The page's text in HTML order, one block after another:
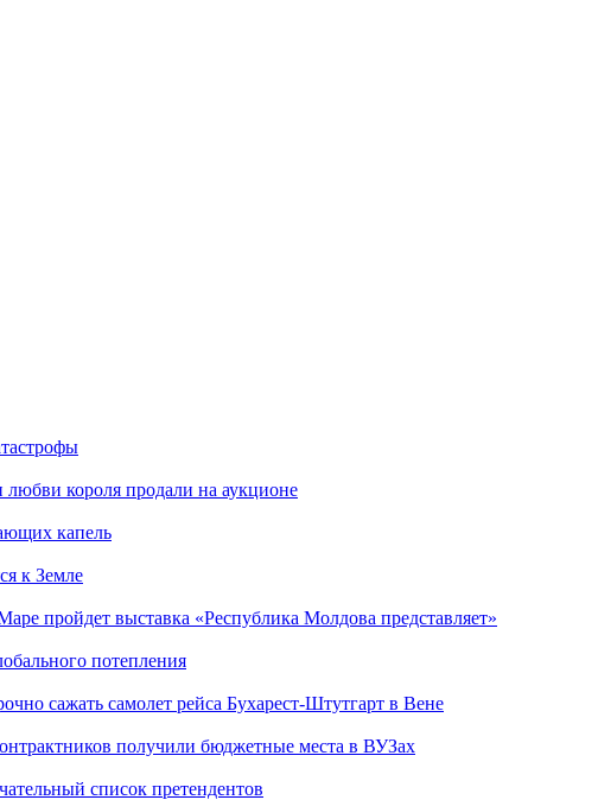
короля продали на аукционе
капель
к Земле
пройдет выставка «Республика Молдова представляет»
потепления
сажать самолет рейса Бухарест-Штутгарт в Вене
получили бюджетные места в ВУЗах
список претендентов